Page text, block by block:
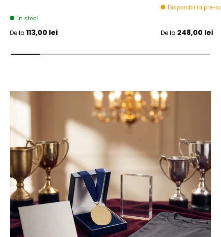
In stoc!
Pret initial
De la 113,00 lei
Disponibil la pre-
Pret initial
De la 248,00 lei